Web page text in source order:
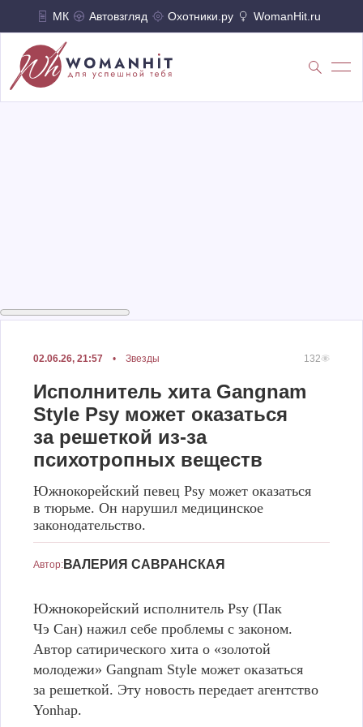
МК Автовзгляд Охотники.ру WomanHit.ru
02.06.26, 21:57 • Звезды 132
Исполнитель хита Gangnam
Style Psy может оказаться
за решеткой из-за
психотропных веществ
Южнокорейский певец Psy может оказаться
в тюрьме. Он нарушил медицинское
законодательство.
Автор: ВАЛЕРИЯ САВРАНСКАЯ
Psy
Южнокорейский исполнитель Psy (Пак
Чэ Сан) нажил себе проблемы с законом.
Автор сатирического хита о «золотой
молодежи» Gangnam Style может оказаться
за решеткой. Эту новость передает агентство
Yonhap.